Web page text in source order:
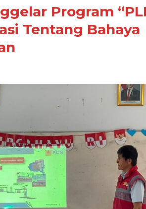
Program
Tentang Bahaya